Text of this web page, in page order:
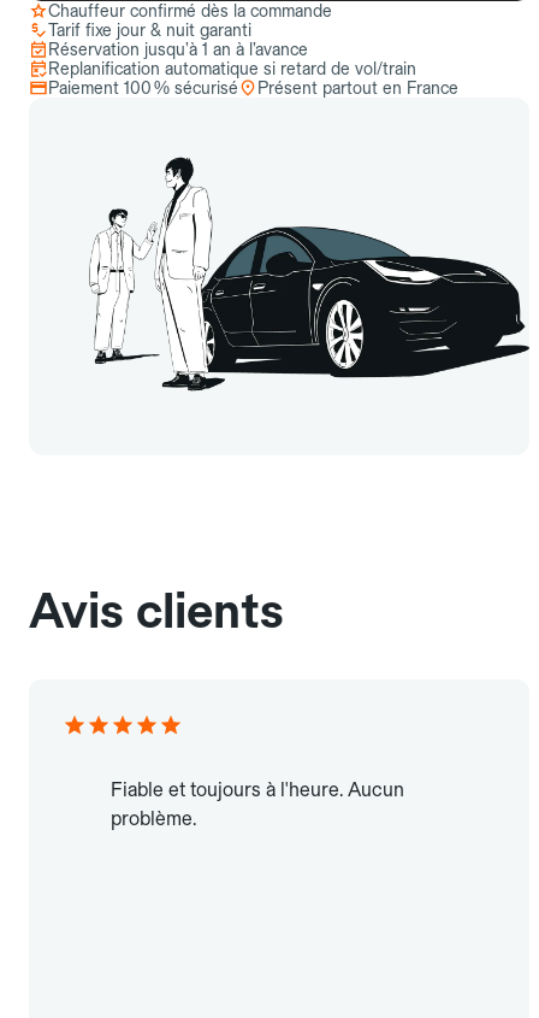
Chauffeur confirmé dès la commande
Tarif fixe jour & nuit garanti
Réservation jusqu’à 1 an à l’avance
Replanification automatique si retard de vol/train
Paiement 100 % sécurisé
Présent partout en France
Avis clients
Fiable et toujours à l'heure. Aucun
problème.